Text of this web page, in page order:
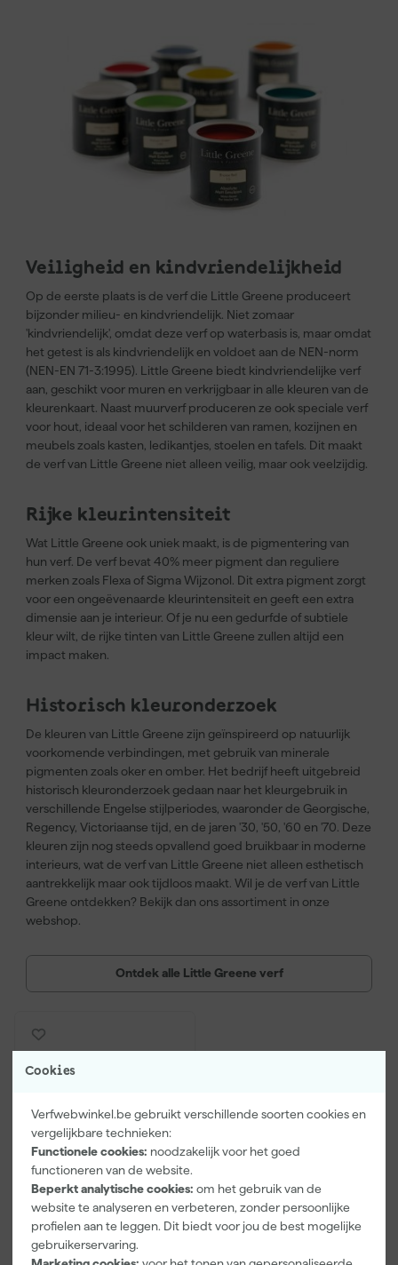
Cookies
Verfwebwinkel.be gebruikt verschillende soorten cookies en
vergelijkbare technieken:
Functionele cookies: noodzakelijk voor het goed
functioneren van de website.
Beperkt analytische cookies: om het gebruik van de
website te analyseren en verbeteren, zonder persoonlijke
profielen aan te leggen. Dit biedt voor jou de best mogelijke
gebruikerservaring.
Veiligheid en kindvriendelijkheid
Op de eerste plaats is de verf die Little Greene produceert
bijzonder milieu- en kindvriendelijk. Niet zomaar
'kindvriendelijk', omdat deze verf op waterbasis is, maar omdat
het getest is als kindvriendelijk en voldoet aan de NEN-norm
(NEN-EN 71-3:1995). Little Greene biedt kindvriendelijke verf
aan, geschikt voor muren en verkrijgbaar in alle kleuren van de
kleurenkaart. Naast muurverf produceren ze ook speciale verf
voor hout, ideaal voor het schilderen van ramen, kozijnen en
meubels zoals kasten, ledikantjes, stoelen en tafels. Dit maakt
de verf van Little Greene niet alleen veilig, maar ook veelzijdig.
Rijke kleurintensiteit
Wat Little Greene ook uniek maakt, is de pigmentering van
hun verf. De verf bevat 40% meer pigment dan reguliere
merken zoals Flexa of Sigma Wijzonol. Dit extra pigment zorgt
voor een ongeëvenaarde kleurintensiteit en geeft een extra
dimensie aan je interieur. Of je nu een gedurfde of subtiele
kleur wilt, de rijke tinten van Little Greene zullen altijd een
impact maken.
Historisch kleuronderzoek
De kleuren van Little Greene zijn geïnspireerd op natuurlijk
voorkomende verbindingen, met gebruik van minerale
pigmenten zoals oker en omber. Het bedrijf heeft uitgebreid
historisch kleuronderzoek gedaan naar het kleurgebruik in
verschillende Engelse stijlperiodes, waaronder de Georgische,
Regency, Victoriaanse tijd, en de jaren '30, '50, '60 en '70. Deze
kleuren zijn nog steeds opvallend goed bruikbaar in moderne
interieurs, wat de verf van Little Greene niet alleen esthetisch
aantrekkelijk maar ook tijdloos maakt. Wil je de verf van Little
Greene ontdekken? Bekijk dan ons assortiment in onze
webshop.
Ontdek alle Little Greene verf
Paintura Lucamax
Hybride kwast rond -
maat10/2cm
Maandag bezorgd